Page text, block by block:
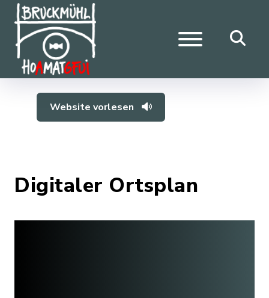
Website vorlesen
Digitaler Ortsplan